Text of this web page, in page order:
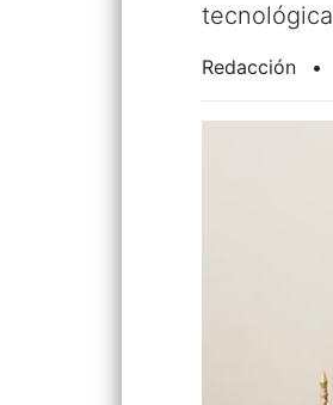
tecnológica
Redacción •